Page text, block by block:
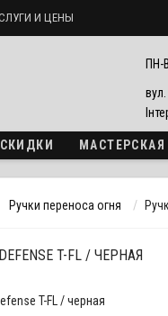
И ЦЕНЫ
ПН-
МАСТЕРСКАЯ
Ручки переноса огня
T-FL / ЧЕРНАЯ